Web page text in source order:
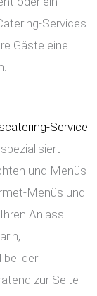
Services
Gäste eine
Service
und Menüs
Menüs und
Anlass
bei der
zur Seite